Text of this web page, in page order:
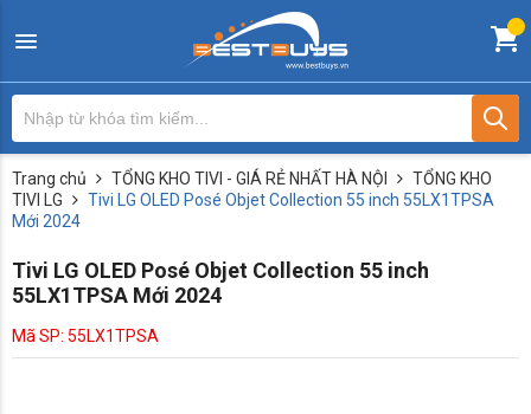
Trang chủ TỔNG KHO TIVI - GIÁ RẺ NHẤT HÀ NỘI
TỔNG KHO
TIVI LG
Tivi LG OLED Posé Objet Collection 55 inch 55LX1TPSA
Mới 2024
Tivi LG OLED Posé Objet Collection 55 inch
55LX1TPSA Mới 2024
Mã SP: 55LX1TPSA